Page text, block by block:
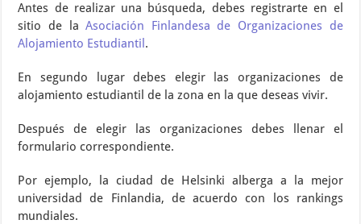
Antes de realizar una búsqueda, debes registrarte en el
sitio de laAsociación Finlandesa de Organizaciones de
Alojamiento Estudiantil .
En segundo lugar debes elegir las organizaciones de
alojamiento estudiantil de la zona en la que deseas vivir.
Después de elegir las organizaciones debes llenar el
formulario correspondiente.
Por ejemplo, la ciudad de Helsinki alberga a la mejor
universidad de Finlandia, de acuerdo con los rankings
mundiales.